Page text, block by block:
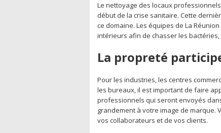
Le nettoyage des locaux
début de la crise sanitaire. Cette
ce domaine. Les équipes de La
intérieurs afin de chasser les
La propreté
Pour les industries, les centres
les bureaux, il est important de faire
professionnels qui seront envoyés
grandement à votre image de marque.
vos collaborateurs et de vos clients.